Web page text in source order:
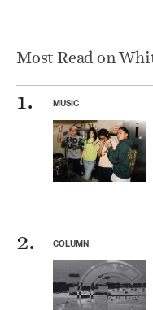
Most Read on
MUSIC
COLUMN